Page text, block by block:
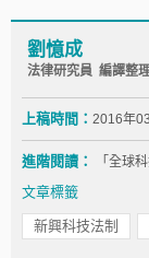
劉憶成
法律研究員 編譯整
上稿時間： 2016年
進階閱讀： 「全球
文章標籤
新興科技法制